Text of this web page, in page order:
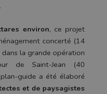
environ, ce projet
concerté (14
la grande opération
de Saint-Jean (40
guide a été élaboré
et de paysagistes